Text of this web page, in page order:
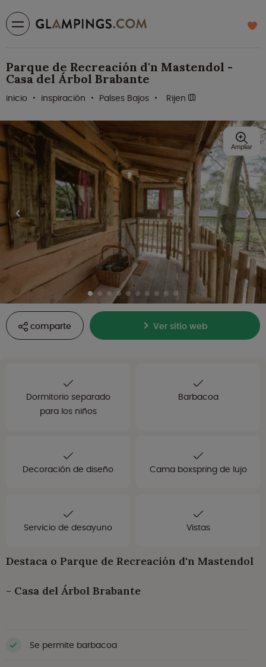
Parque de Recreación d'n Mastendol -
Casa del Árbol Brabante
inicio inspiración Países Bajos Rijen
comparte Ver sitio web
Ampliar
Dormitorio separado
para los niños
Barbacoa
Decoración de diseño Cama boxspring de lujo
Servicio de desayuno Vistas
Destaca o Parque de Recreación d'n Mastendol
- Casa del Árbol Brabante
Se permite barbacoa